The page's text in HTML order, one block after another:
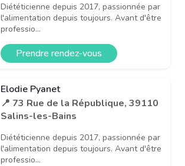
Diététicienne depuis 2017, passionnée par
l'alimentation depuis toujours. Avant d'être
professio...
Prendre rendez-vous
Elodie Pyanet
📍 73 Rue de la République, 39110
Salins-les-Bains
Diététicienne depuis 2017, passionnée par
l'alimentation depuis toujours. Avant d'être
professio...